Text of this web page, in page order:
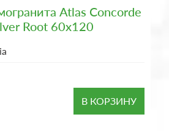
Atlas Concorde
Root 60x120
В КОРЗИНУ